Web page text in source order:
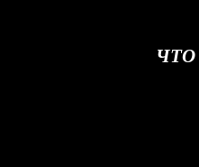
ЧТО